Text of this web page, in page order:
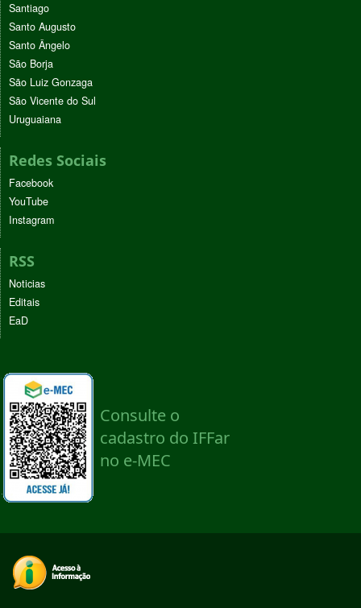
Santiago
Santo Augusto
Santo Ângelo
São Borja
São Luiz Gonzaga
São Vicente do Sul
Uruguaiana
Redes Sociais
Facebook
YouTube
Instagram
RSS
Noticias
Editais
EaD